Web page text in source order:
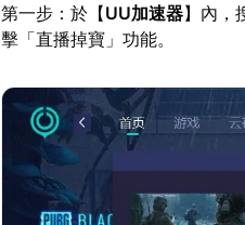
第一步：於【UU加速器】內，
擊「直播掉寶」功能。